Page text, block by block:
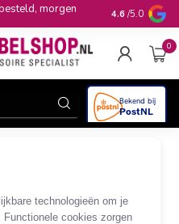
technologieën om je
Functionele cookies zorgen
morgen 10+jaar
4.6 /5.0
0